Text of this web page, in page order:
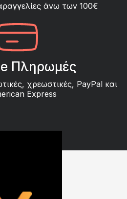
άνω των 100€
Πληρωμές
χρεωστικές, PayPal και
Express